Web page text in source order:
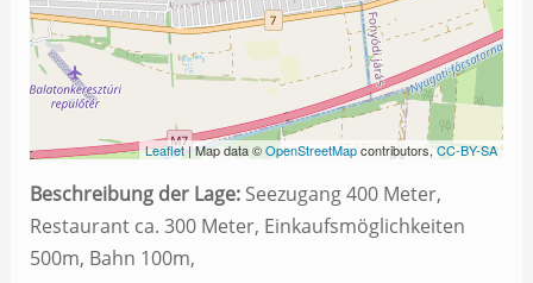
Leaflet| Map data ©OpenStreetMapcontributors,CC-BY-SA
Beschreibung der Lage:Seezugang 400 Meter,
Restaurant ca. 300 Meter, Einkaufsmöglichkeiten
500m, Bahn 100m,